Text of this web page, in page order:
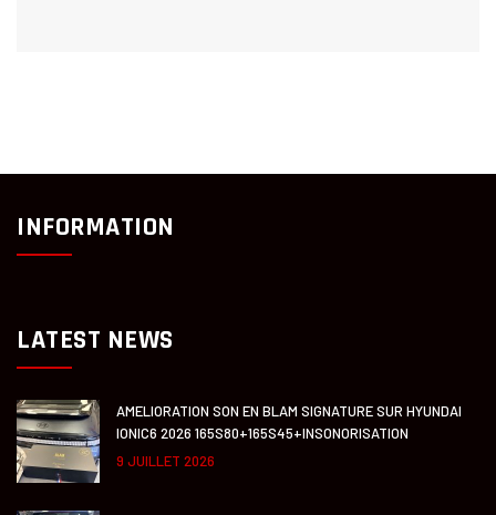
INFORMATION
LATEST NEWS
AMELIORATION SON EN BLAM SIGNATURE SUR HYUNDAI
IONIC6 2026 165S80+165S45+INSONORISATION
9 JUILLET 2026